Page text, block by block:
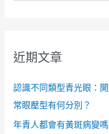
近期文章
認識不同類型青光眼：
常眼壓型有何分別？
年青人都會有黃斑病變嗎